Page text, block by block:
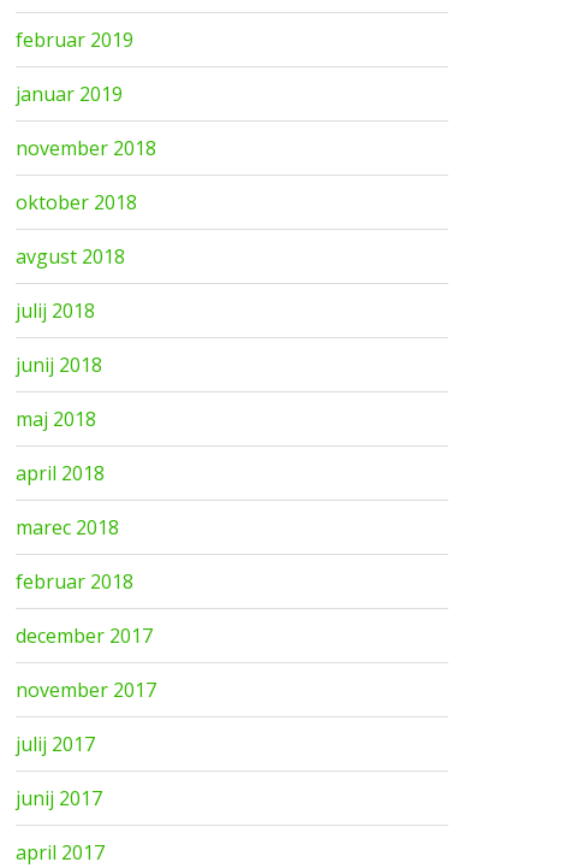
februar 2019
januar 2019
november 2018
oktober 2018
avgust 2018
julij 2018
junij 2018
maj 2018
april 2018
marec 2018
februar 2018
december 2017
november 2017
julij 2017
junij 2017
april 2017